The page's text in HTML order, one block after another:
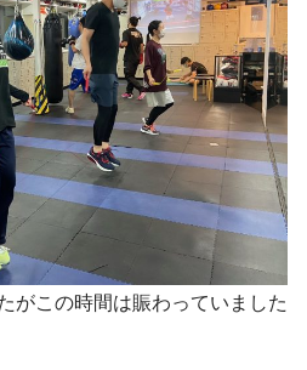
がこの時間は賑わっていました